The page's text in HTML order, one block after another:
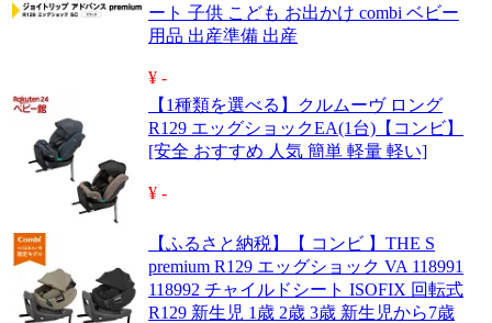
ート 子供 こども お出かけ combi ベビー
用品 出産準備 出産
¥ -
【1種類を選べる】クルムーヴ ロング
R129 エッグショックEA(1台)【コンビ】
[安全 おすすめ 人気 簡単 軽量 軽い]
¥ -
【ふるさと納税】【 コンビ 】THE S
premium R129 エッグショック VA 118991
118992 チャイルドシート ISOFIX 回転式
R129 新生児 1歳 2歳 3歳 新生児から7歳